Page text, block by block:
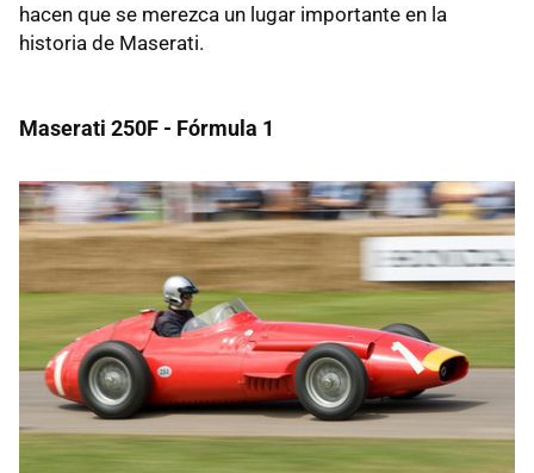
hacen que se merezca un lugar importante en la
historia de Maserati.
Maserati 250F - Fórmula 1